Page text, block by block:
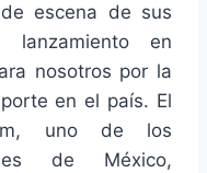
escena de sus
lanzamiento en
nosotros por la
en el país. El
uno de los
de México,